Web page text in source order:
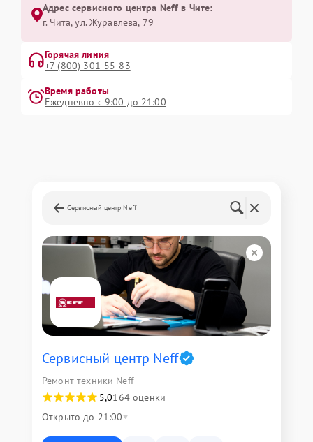
Адрес сервисного центра Neff в Чите:
г. Чита, ул. Журавлёва, 79
Горячая линия
+7 (800) 301-55-83
Время работы
Ежедневно с 9:00 до 21:00
Сервисный центр Neff
Сервисный центр Neff
Ремонт техники Neff
5,0164 оценки
Открыто до 21:00